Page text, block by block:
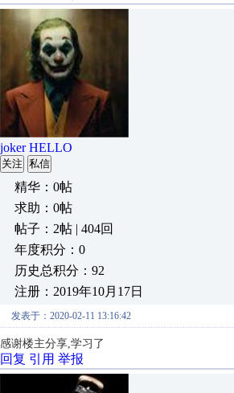
joker HELLO
关注 私信
精华：0帖
求助：0帖
帖子：2帖 | 404回
年度积分：0
历史总积分：92
注册：2019年10月17日
发表于：2020-02-11 13:16:42
感谢楼主分享,学习了
回复 引用 举报